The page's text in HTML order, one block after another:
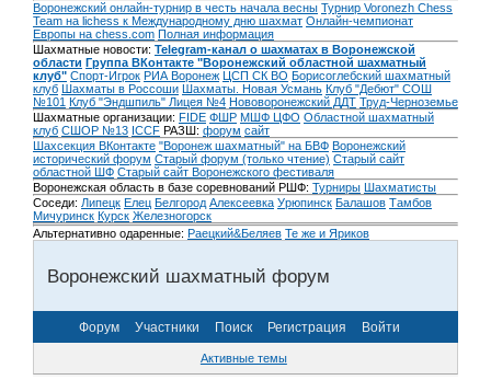
Воронежский онлайн-турнир в честь начала весны Турнир Voronezh Chess
Team на lichess к Международному дню шахмат Онлайн-чемпионат
Европы на chess.com Полная информация
Шахматные новости: Telegram-канал о шахматах в Воронежской
области Группа ВКонтакте "Воронежский областной шахматный
клуб" Спорт-Игрок РИА Воронеж ЦСП СК ВО Борисоглебский шахматный
клуб Шахматы в Россоши Шахматы. Новая Усмань Клуб "Дебют" СОШ
№101 Клуб "Эндшпиль" Лицея №4 Нововоронежский ДДТ Труд-Черноземье
Шахматные организации: FIDE ФШР МШФ ЦФО Областной шахматный
клуб СШОР №13 ICCF РАЗШ: форум сайт
Шахсекция ВКонтакте "Воронеж шахматный" на БВФ Воронежский
исторический форум Cтарый форум (только чтение) Старый сайт
областной ШФ Старый сайт Воронежского фестиваля
Воронежская область в базе соревнований РШФ: Турниры Шахматисты
Соседи: Липецк Елец Белгород Алексеевка Урюпинск Балашов Тамбов
Мичуринск Курск Железногорск
Альтернативно одаренные: Раецкий&Беляев Те же и Яриков
Воронежский шахматный форум
Форум Участники Поиск Регистрация Войти
Активные темы